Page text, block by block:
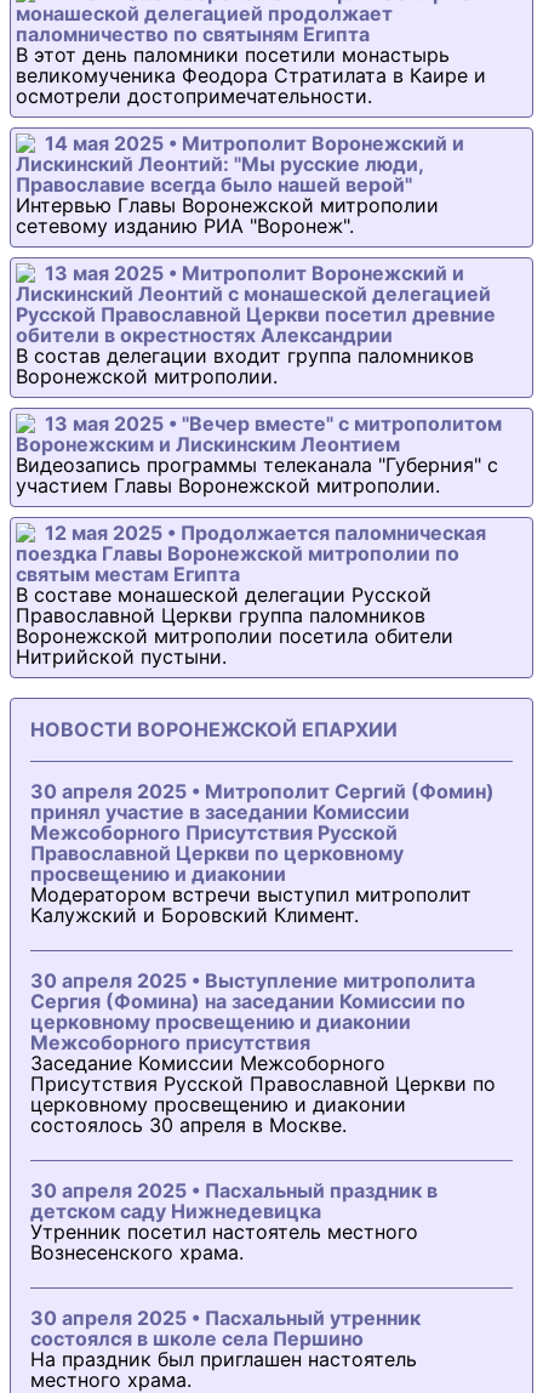
монашеской делегацией продолжает
паломничество по святыням Египта
В этот день паломники посетили монастырь
великомученика Феодора Стратилата в Каире и
осмотрели достопримечательности.
14 мая 2025 • Митрополит Воронежский и
Лискинский Леонтий: "Мы русские люди,
Православие всегда было нашей верой"
Интервью Главы Воронежской митрополии
сетевому изданию РИА "Воронеж".
13 мая 2025 • Митрополит Воронежский и
Лискинский Леонтий с монашеской делегацией
Русской Православной Церкви посетил древние
обители в окрестностях Александрии
В состав делегации входит группа паломников
Воронежской митрополии.
13 мая 2025 • "Вечер вместе" с митрополитом
Воронежским и Лискинским Леонтием
Видеозапись программы телеканала "Губерния" с
участием Главы Воронежской митрополии.
12 мая 2025 • Продолжается паломническая
поездка Главы Воронежской митрополии по
святым местам Египта
В составе монашеской делегации Русской
Православной Церкви группа паломников
Воронежской митрополии посетила обители
Нитрийской пустыни.
НОВОСТИ ВОРОНЕЖСКОЙ ЕПАРХИИ
30 апреля 2025 • Митрополит Сергий (Фомин)
принял участие в заседании Комиссии
Межсоборного Присутствия Русской
Православной Церкви по церковному
просвещению и диаконии
Модератором встречи выступил митрополит
Калужский и Боровский Климент.
30 апреля 2025 • Выступление митрополита
Сергия (Фомина) на заседании Комиссии по
церковному просвещению и диаконии
Межсоборного присутствия
Заседание Комиссии Межсоборного
Присутствия Русской Православной Церкви по
церковному просвещению и диаконии
состоялось 30 апреля в Москве.
30 апреля 2025 • Пасхальный праздник в
детском саду Нижнедевицка
Утренник посетил настоятель местного
Вознесенского храма.
30 апреля 2025 • Пасхальный утренник
состоялся в школе села Першино
На праздник был приглашен настоятель
местного храма.